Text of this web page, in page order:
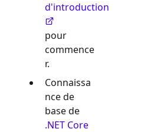
d'introduction
pour
commence
r.
Connaissa
nce de
base de
.NET Core